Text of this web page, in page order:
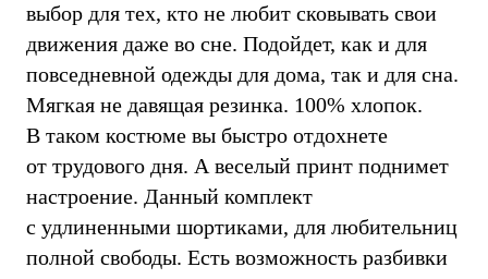
выбор для тех, кто не любит сковывать свои
движения даже во сне. Подойдет, как и для
повседневной одежды для дома, так и для сна.
Мягкая не давящая резинка. 100% хлопок.
В таком костюме вы быстро отдохнете
от трудового дня. А веселый принт поднимет
настроение. Данный комплект
с удлиненными шортиками, для любительниц
полной свободы. Есть возможность разбивки